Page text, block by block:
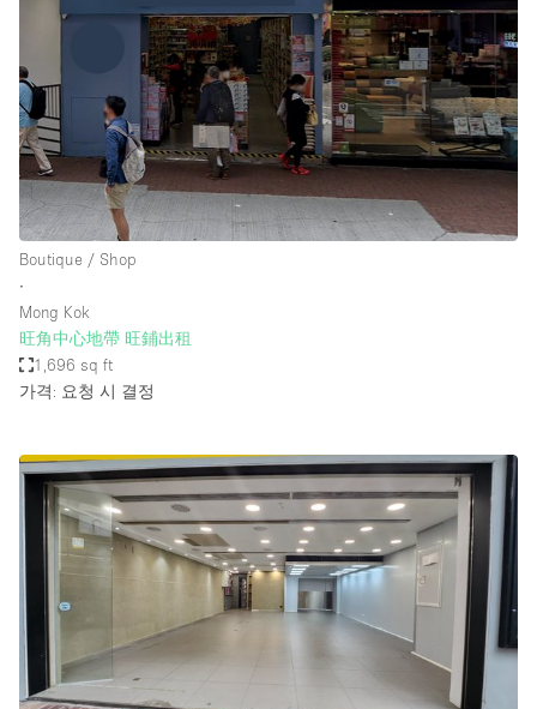
Boutique / Shop
∙
Mong Kok
旺角中心地帶 旺鋪出租
1,696 sq ft
가격: 요청 시 결정